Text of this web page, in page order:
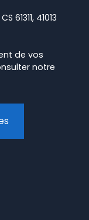
61311, 41013
de vos
notre